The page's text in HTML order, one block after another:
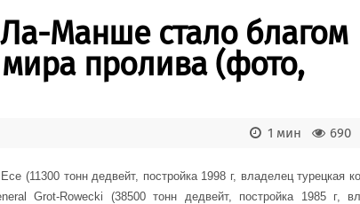
Личности
Форум
Все службы
Манше стало благом
пролива (фото,
690
1 мин
Ece (11300 тонн дедвейт, постройка 1998 г, владелец турецкая
Grot-Rowecki (38500 тонн дедвейт, постройка 1985 г,